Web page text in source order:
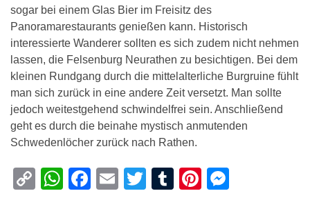
sogar bei einem Glas Bier im Freisitz des
Panoramarestaurants genießen kann. Historisch
interessierte Wanderer sollten es sich zudem nicht nehmen
lassen, die Felsenburg Neurathen zu besichtigen. Bei dem
kleinen Rundgang durch die mittelalterliche Burgruine fühlt
man sich zurück in eine andere Zeit versetzt. Man sollte
jedoch weitestgehend schwindelfrei sein. Anschließend
geht es durch die beinahe mystisch anmutenden
Schwedenlöcher zurück nach Rathen.
CopyWhatsApp
Facebook
EmailTwitter
TumblrPinterest